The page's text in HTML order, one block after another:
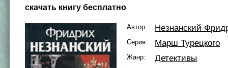
скачать книгу бесплатно
Автор: Незнанский
Серия: Марш Турецкого
Жанр:
Детективы